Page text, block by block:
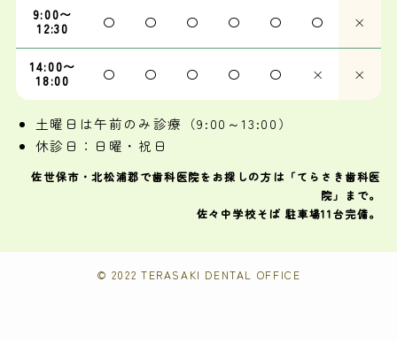
9:00〜
12:30
〇 〇 〇 〇 〇 〇 ×
14:00〜
18:00
〇 〇 〇 〇 〇 × ×
土曜日は午前のみ診療（9:00～13:00）
休診日：日曜・祝日
佐世保市・北松浦郡で歯科医院をお探しの方は「てらさき歯科医
院」まで。
佐々中学校そば 駐車場11台完備。
© 2022 TERASAKI DENTAL OFFICE